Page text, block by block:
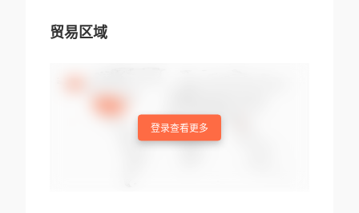
贸易区域
登录查看更多